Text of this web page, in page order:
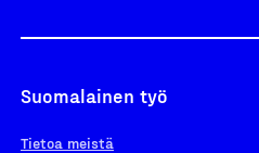
Suomalainen työ
Tietoa meistä